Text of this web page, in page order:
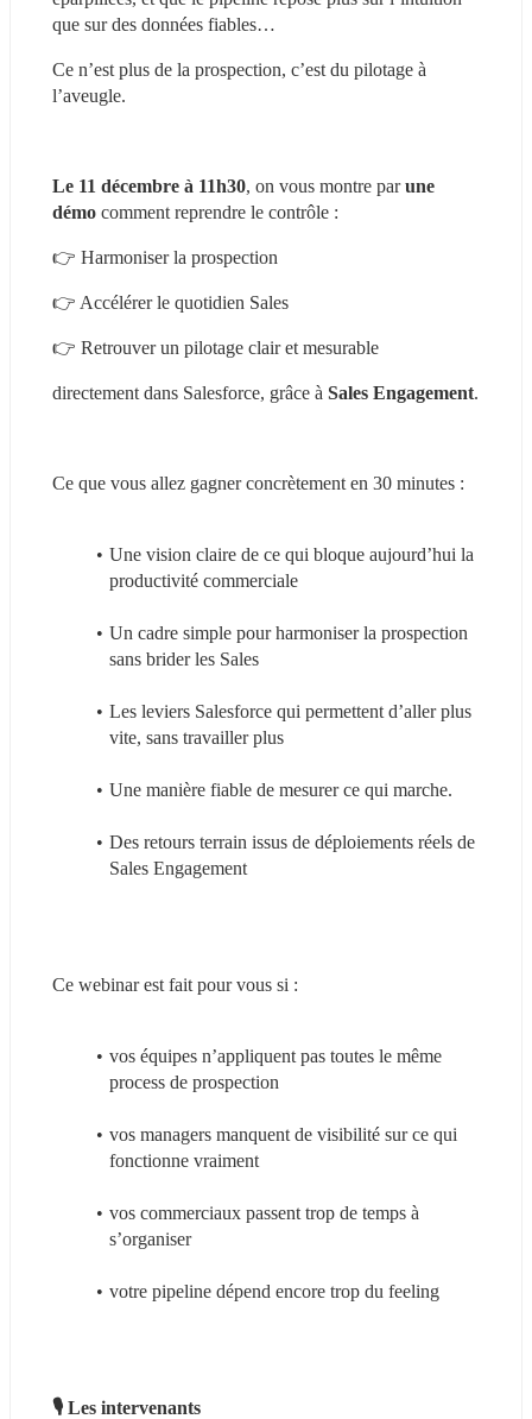
que sur des données fiables…
Ce n’est plus de la prospection, c’est du pilotage à
l’aveugle.
Le 11 décembre à 11h30, on vous montre par une
démo comment reprendre le contrôle :
👉 Harmoniser la prospection
👉 Accélérer le quotidien Sales
👉 Retrouver un pilotage clair et mesurable
directement dans Salesforce, grâce à Sales Engagement.
Ce que vous allez gagner concrètement en 30 minutes :
Une vision claire de ce qui bloque aujourd’hui la
productivité commerciale
Un cadre simple pour harmoniser la prospection
sans brider les Sales
Les leviers Salesforce qui permettent d’aller plus
vite, sans travailler plus
Une manière fiable de mesurer ce qui marche.
Des retours terrain issus de déploiements réels de
Sales Engagement
Ce webinar est fait pour vous si :
vos équipes n’appliquent pas toutes le même
process de prospection
vos managers manquent de visibilité sur ce qui
fonctionne vraiment
vos commerciaux passent trop de temps à
s’organiser
votre pipeline dépend encore trop du feeling
🎙️ Les intervenants